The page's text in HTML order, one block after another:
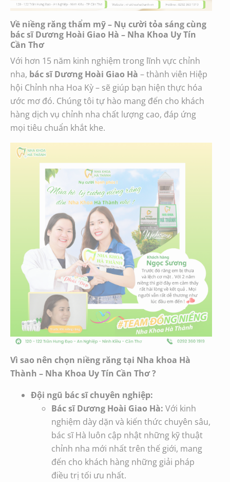
Về niềng răng thẩm mỹ– Nụ cười tỏa sáng cùng
bác sĩ Dương Hoài Giao Hà – Nha Khoa Uy Tín
Cần Thơ
Với hơn 15 năm kinh nghiệm trong lĩnh vực chỉnh
nha, bác sĩ Dương Hoài Giao Hà – thành viên Hiệp
hội Chỉnh nha Hoa Kỳ – sẽ giúp bạn hiện thực hóa
ước mơ đó. Chúng tôi tự hào mang đến cho khách
hàng dịch vụ chỉnh nha chất lượng cao, đáp ứng
mọi tiêu chuẩn khắt khe.
Vì sao nên chọn niềng răngtại Nha khoa Hà
Thành – Nha Khoa Uy Tín Cần Thơ ?
Đội ngũ bác sĩ chuyên nghiệp:
Bác sĩ Dương Hoài Giao Hà: Với kinh
nghiệm dày dặn và kiến thức chuyên sâu,
bác sĩ Hà luôn cập nhật những kỹ thuật
chỉnh nha mới nhất trên thế giới, mang
đến cho khách hàng những giải pháp
điều trị tối ưu nhất.